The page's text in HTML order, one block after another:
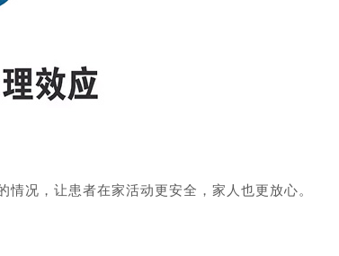
况，让患者在家活动更安全，家人也更放心。